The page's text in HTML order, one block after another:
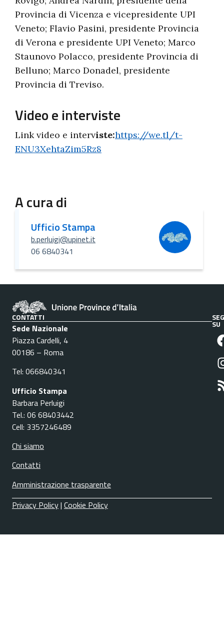
Provincia di Vicenza e vicepresidente UPI
Veneto; Flavio Pasini, presidente Provincia
di Verona e presidente UPI Veneto; Marco
Staunovo Polacco, presidente Provincia di
Belluno; Marco Donadel, presidente
Provincia di Treviso.
Video e interviste
Link video e interviste:https://we.tl/t-
ENU3XehtaZim5Rz8
A cura di
Ufficio Stampa
b.perluigi@upinet.it
06 6840341
CONTATTI
Sede Nazionale
Piazza Cardelli, 4
00186 – Roma
Tel: 066840341
Ufficio Stampa
Barbara Perluigi
Tel.: 06 68403442
Cell: 3357246489
Chi siamo
Contatti
Amministrazione trasparente
SU
Privacy Policy| Cookie Policy